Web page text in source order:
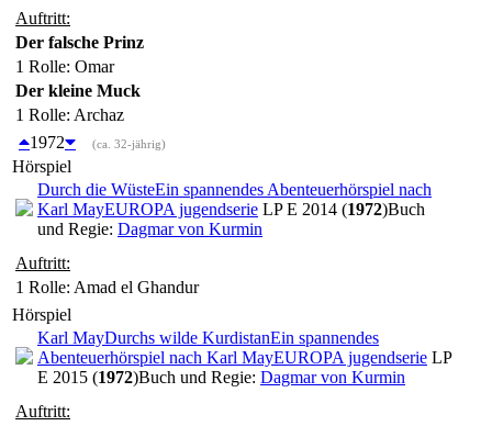
Auftritt:
Der falsche Prinz
1 Rolle: Omar
Der kleine Muck
1 Rolle: Archaz
1972
(ca. 32-jährig)
Hörspiel
Durch die WüsteEin spannendes Abenteuerhörspiel nach
Karl MayEUROPA jugendserie LP E 2014 (1972)Buch
und Regie: Dagmar von Kurmin
Auftritt:
1 Rolle: Amad el Ghandur
Hörspiel
Karl MayDurchs wilde KurdistanEin spannendes
Abenteuerhörspiel nach Karl MayEUROPA jugendserie LP
E 2015 (1972)Buch und Regie: Dagmar von Kurmin
Auftritt: